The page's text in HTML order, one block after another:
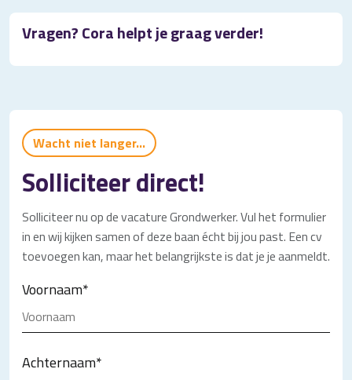
Vragen? Cora helpt je graag verder!
Wacht niet langer...
Solliciteer direct!
Solliciteer nu op de vacature Grondwerker. Vul het formulier
in en wij kijken samen of deze baan écht bij jou past. Een cv
toevoegen kan, maar het belangrijkste is dat je je aanmeldt.
Voornaam*
Achternaam*